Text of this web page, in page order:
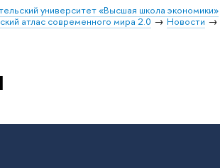
университет «Высшая школа экономики»
атлас современного мира 2.0
Новости